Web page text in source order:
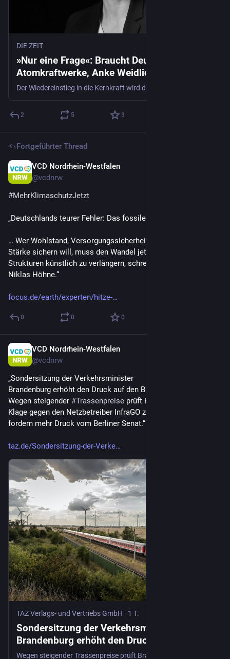
DIE ZEIT
»Nur eine Frage«: Braucht Deutschland neue
Atomkraftwerke, Anke Weidlich?
2 5 3
Fortgeführter Thread
VCD Nordrhein-Westfalen
@vcdnrw
#MehrKlimaschutzJetzt
„Deutschlands teurer Fehler: Das fossile Weiter-so
… Wer Wohlstand, Versorgungssicherheit und industrielle
Stärke sichern will, muss den Wandel jetzt gestalten, statt alte
Strukturen künstlich zu verlängern, schreibt Klimaforscher
Niklas Höhne.“
focus.de/earth/experten/hitze-
0 0 0
VCD Nordrhein-Westfalen
@vcdnrw
„Sondersitzung der Verkehrsminister
Brandenburg erhöht den Druck auf den Bund
Wegen steigender #Trassenpreise prüft Brandenburg, eine
Klage gegen den Netzbetreiber InfraGO zu unterstützen. Grüne
fordern mehr Druck vom Berliner Senat.“
taz.de/Sondersitzung-der-Verke
TAZ Verlags- und Vertriebs GmbH · 1 T.
Sondersitzung der Verkehrsminister:
Brandenburg erhöht den Druck auf den
Bund